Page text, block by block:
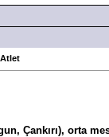
Çankırı), orta